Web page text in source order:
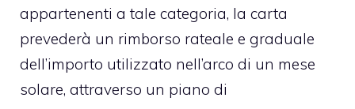
appartenenti a tale categoria, la carta
prevederà un rimborso rateale e graduale
dell’importo utilizzato nell’arco di un mese
solare, attraverso un piano di